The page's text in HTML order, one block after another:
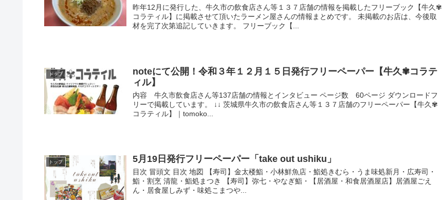
昨年12月に発行した、牛久市の飲食店さん等１３７店舗の情報を掲載したフリーブック【牛久✾
コラティル】に掲載させて頂いたラーメン屋さんの情報まとめです。 未掲載のお店は、今後取
材を完了次第追記していきます。 フリーブック【...
トップ
noteにて公開！令和３年１２月１５日発行フリーペーパー【牛久✾コラテ
ィル】
内容 牛久市飲食店さん等137店舗の情報とインタビュー ページ数 60ページ ダウンロードフ
リーで掲載しています。 ↓↓ 茨城県牛久市の飲食店さん等１３７店舗のフリーペーパー【牛久✾
コラティル】｜tomoko...
トップ 5月19日発行フリーペーパー「take out ushiku」
目次 冒頭文 目次 地図 【寿司】金太楼鮨・小林鮮魚店・鮨処きむら・うま味処新月・広寿司・
鮨・割烹 清龍・鮨処まつき 【寿司】弥七・やなぎ鮨・【居酒屋・和食居酒屋店】居酒屋ごえ
ん・居食屋しみず・味処こまつや...